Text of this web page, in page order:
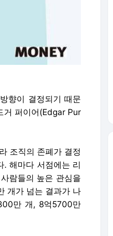
향이 결정되기 때문
거 퍼이어(Edgar Pur
조직의 존폐가 결정
. 해마다 서점에는 리
람들의 높은 관심을
개가 넘는 결과가 나
만 개, 8억5700만